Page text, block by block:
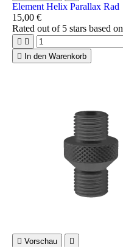
Element Helix Parallax Rad
15,00 €
Rated out of 5 stars based on
 

In den Warenkorb
 Vorschau 